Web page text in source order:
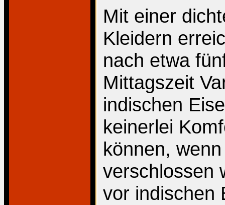
Mit einer
Kleidern
nach etwa
Mittagszeit
indischen
keinerlei
können,
verschlossen
vor indischen